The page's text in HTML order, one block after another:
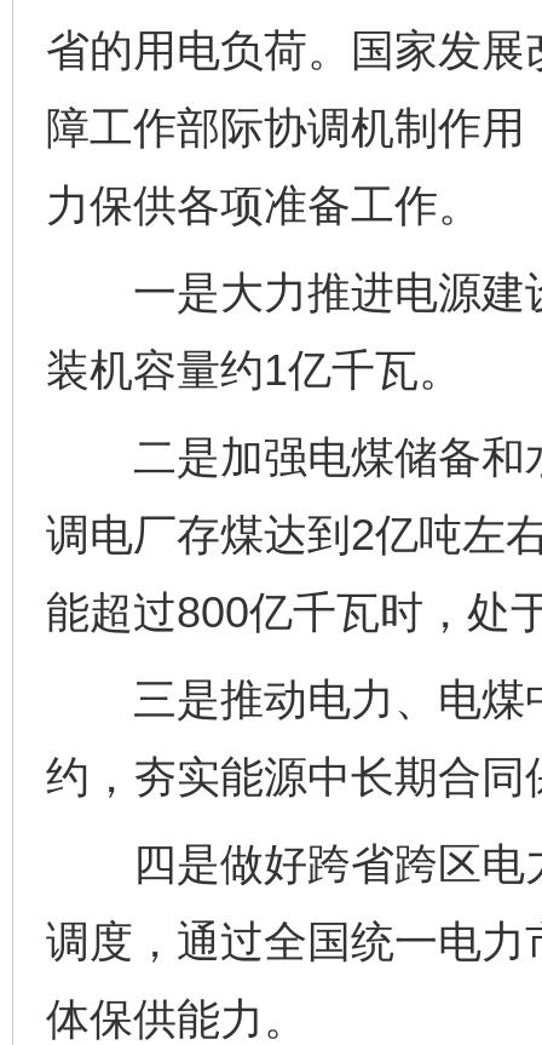
省的用电负荷。国家发
障工作部际协调机制作
力保供各项准备工作。
一是大力推进电源建
装机容量约1亿千瓦。
二是加强电煤储备和
调电厂存煤达到2亿吨左
能超过800亿千瓦时，处
三是推动电力、电煤
约，夯实能源中长期合同
四是做好跨省跨区电
调度，通过全国统一电
体保供能力。